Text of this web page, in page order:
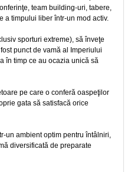
team building-uri, tabere,
a timpului liber într-un mod activ.
sporturi extreme), să înveţe
punct de vamă al Imperiului
în timp ce au ocazia unică să
pe care o conferă oaspeţilor
gata să satisfacă orice
un ambient optim pentru întâlniri,
diversificată de preparate